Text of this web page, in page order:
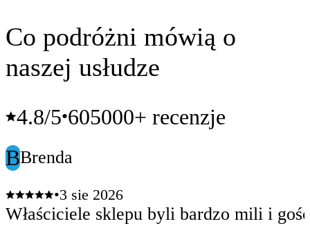
Co podróżni mówią o
naszej usłudze
4.8/5•605000+ recenzje
BBrenda
•3 sie 2026
Właściciele sklepu byli bardzo mili i